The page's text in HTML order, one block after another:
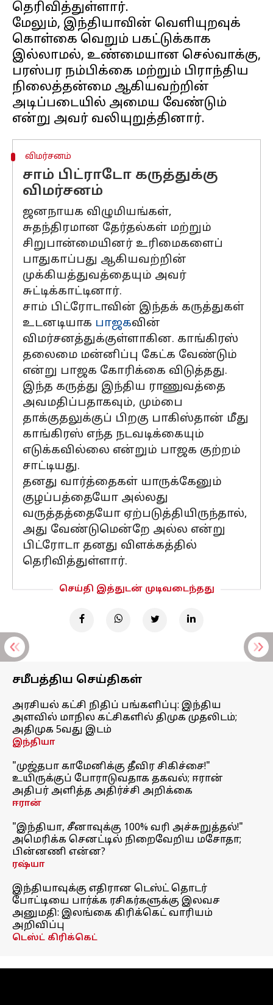
தெரிவித்துள்ளார்.
மேலும், இந்தியாவின் வெளியுறவுக்
கொள்கை வெறும் பகட்டுக்காக
இல்லாமல், உண்மையான செல்வாக்கு,
பரஸ்பர நம்பிக்கை மற்றும் பிராந்திய
நிலைத்தன்மை ஆகியவற்றின்
அடிப்படையில் அமைய வேண்டும்
விமர்சனம்
சாம் பிட்ராடோ கருத்துக்கு
விமர்சனம்
ஜனநாயக விழுமியங்கள்,
சுதந்திரமான தேர்தல்கள் மற்றும்
சிறுபான்மையினர் உரிமைகளைப்
பாதுகாப்பது ஆகியவற்றின்
முக்கியத்துவத்தையும் அவர்
சுட்டிக்காட்டினார்.
சாம் பிட்ரோடாவின் இந்தக் கருத்துகள்
உடனடியாக பாஜகவின்
விமர்சனத்துக்குள்ளாகின. காங்கிரஸ்
தலைமை மன்னிப்பு கேட்க வேண்டும்
என்று பாஜக கோரிக்கை விடுத்தது.
இந்த கருத்து இந்திய ராணுவத்தை
அவமதிப்பதாகவும், மும்பை
தாக்குதலுக்குப் பிறகு பாகிஸ்தான் மீது
காங்கிரஸ் எந்த நடவடிக்கையும்
எடுக்கவில்லை என்றும் பாஜக குற்றம்
சாட்டியது.
தனது வார்த்தைகள் யாருக்கேனும்
குழப்பத்தையோ அல்லது
வருத்தத்தையோ ஏற்படுத்தியிருந்தால்,
அது வேண்டுமென்றே அல்ல என்று
பிட்ரோடா தனது விளக்கத்தில்
தெரிவித்துள்ளார்.
செய்தி இத்துடன் முடிவடைந்தது
சமீபத்திய செய்திகள்
அரசியல் கட்சி நிதிப் பங்களிப்பு: இந்திய
அளவில் மாநில கட்சிகளில் திமுக முதலிடம்;
அதிமுக 5வது இடம்
இந்தியா
"முஜ்தபா காமேனிக்கு தீவிர சிகிச்சை!"
உயிருக்குப் போராடுவதாக தகவல்; ஈரான்
அதிபர் அளித்த அதிர்ச்சி அறிக்கை
ஈரான்
"இந்தியா, சீனாவுக்கு 100% வரி அச்சுறுத்தல்!"
அமெரிக்க செனட்டில் நிறைவேறிய மசோதா;
பின்னணி என்ன?
ரஷ்யா
இந்தியாவுக்கு எதிரான டெஸ்ட் தொடர்
போட்டியை பார்க்க ரசிகர்களுக்கு இலவச
அனுமதி: இலங்கை கிரிக்கெட் வாரியம்
அறிவிப்பு
டெஸ்ட் கிரிக்கெட்